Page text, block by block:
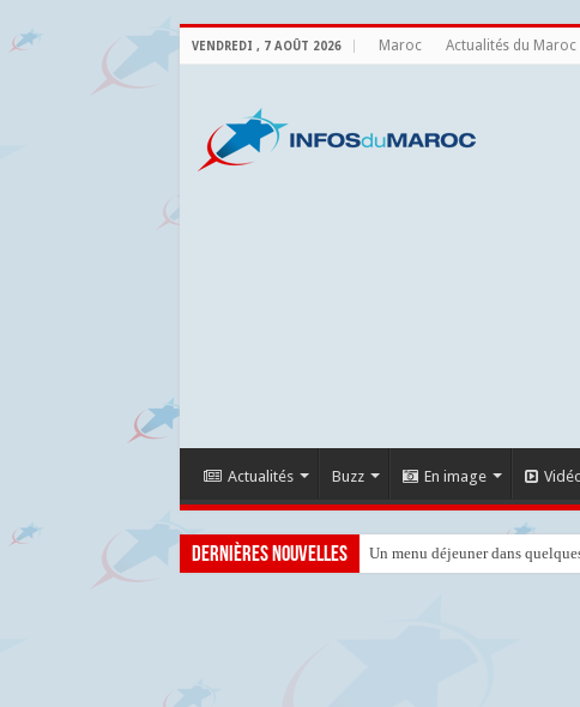
VENDREDI , 7 AOÛT 2026 Maroc Actualités du Maroc
Actualités Buzz En image
Dernières nouvelles Un menu déjeuner dans